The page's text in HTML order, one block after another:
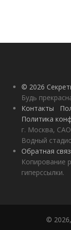
© 2026
Будь
Контакты
Политика
г. Москва,
Водный
Обратная
Копирование
гиперссылки.
© 2026,